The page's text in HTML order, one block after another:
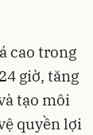
cao trong
giờ, tăng
tạo môi
quyền lợi